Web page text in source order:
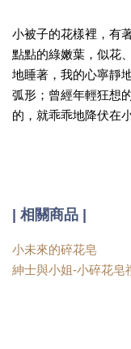
小被子的花樣裡，有
點點的綠嫩葉，似花
地睡著，我的心寧靜
弧形；曾經年輕狂想
的，就乖乖地降伏在
| 相關商品 |
小未來的碎花皂
紳士與小姐-小碎花皂